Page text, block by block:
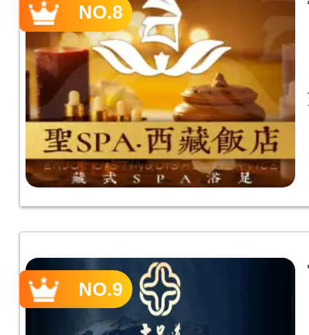
NO.8
NO.9